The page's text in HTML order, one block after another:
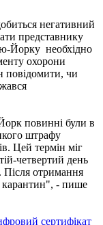
негативний
представнику
Йорку необхідно
охорони
повідомити, чи
повинні були в
штрафу
Цей термін міг
четвертий день
Після отримання
карантин", - пише
сертифікат